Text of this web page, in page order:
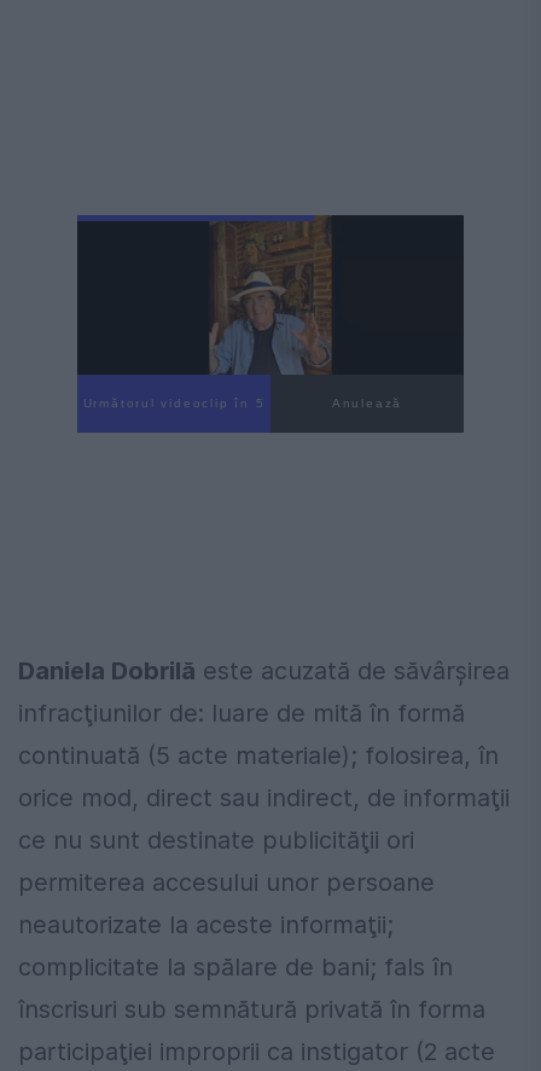
Următorul videoclip în 3 Anulează
Daniela Dobrilă este acuzată de săvârşirea
infracţiunilor de: luare de mită în formă
continuată (5 acte materiale); folosirea, în
orice mod, direct sau indirect, de informaţii
ce nu sunt destinate publicităţii ori
permiterea accesului unor persoane
neautorizate la aceste informaţii;
complicitate la spălare de bani; fals în
înscrisuri sub semnătură privată în forma
participaţiei improprii ca instigator (2 acte